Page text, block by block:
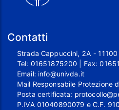
Contatti
Strada Cappuccini, 2A - 11100
Tel: 01651875200 | Fax:
Email: info@univda.it
Mail Responsabile Protezione
Posta certificata:
P.IVA 01040890079 e C.F.